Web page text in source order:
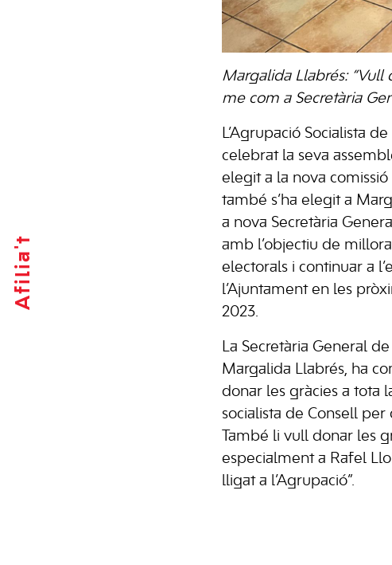
Afilia't
Margalida Llabrés: “Vull
me com a Secretària
L’Agrupació Socialista
celebrat la seva
elegit a la nova
també s’ha elegit a
a nova Secretària
amb l’objectiu de
electorals i continuar a
l’Ajuntament en les
2023.
La Secretària General de
Margalida Llabrés, ha
donar les gràcies a tota
socialista de Consell per
També li vull donar les
especialment a Rafel
lligat a l’Agrupació”.